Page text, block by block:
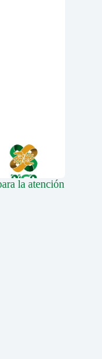
la atención